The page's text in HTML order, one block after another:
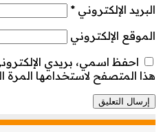
البريد الإلكتروني *
الموقع الإلكتروني
احفظ اسمي، بريدي
هذا المتصفح لاستخدامها المرة